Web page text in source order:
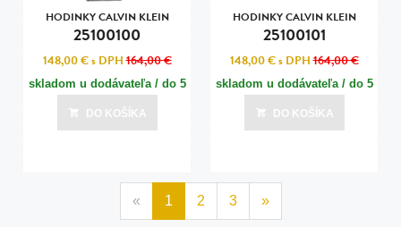
HODINKY CALVIN KLEIN
25100100
148,00 €s DPH164,00 €
skladom u dodávateľa / do 5
dní
Posledná aktualizácia dnes o 11:00
DO KOŠÍKA
HODINKY CALVIN KLEIN
25100101
148,00 €s DPH164,00 €
skladom u dodávateľa / do 5
dní
Posledná aktualizácia dnes o 11:00
DO KOŠÍKA
« 1 2 3 »